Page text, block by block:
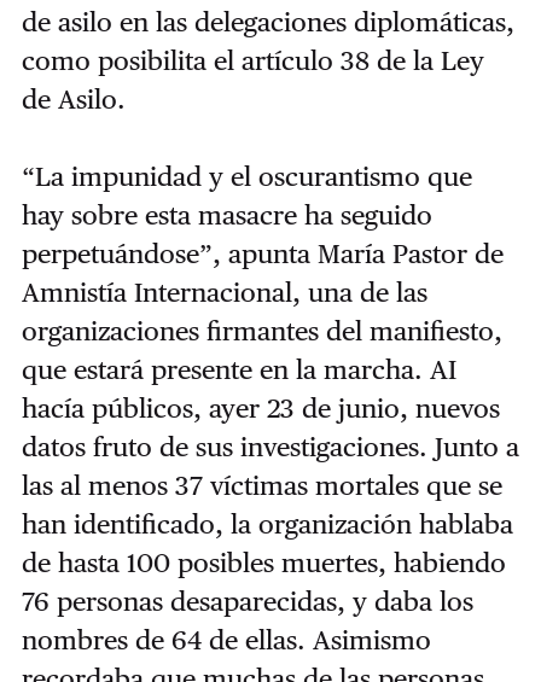
de asilo en las delegaciones diplomáticas,
como posibilita el artículo 38 de la Ley
de Asilo.
“La impunidad y el oscurantismo que
hay sobre esta masacre ha seguido
perpetuándose”, apunta María Pastor de
Amnistía Internacional, una de las
organizaciones firmantes del manifiesto,
que estará presente en la marcha. AI
hacía públicos, ayer 23 de junio, nuevos
datos fruto de sus investigaciones. Junto a
las al menos 37 víctimas mortales que se
han identificado, la organización hablaba
de hasta 100 posibles muertes, habiendo
76 personas desaparecidas, y daba los
nombres de 64 de ellas. Asimismo